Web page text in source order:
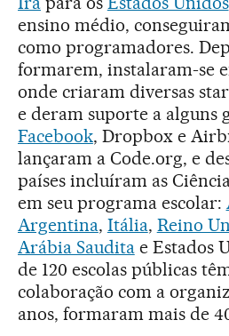
ensino médio,
como programadores.
formarem, instalaram-se
onde criaram diversas
e deram suporte a alguns
Facebook, Dropbox e
lançaram a Code.org, e
países incluíram as
em seu programa escolar:
Argentina, Itália, Reino
Arábia Sauditae Estados
de 120 escolas públicas
colaboração com a
anos, formaram mais de